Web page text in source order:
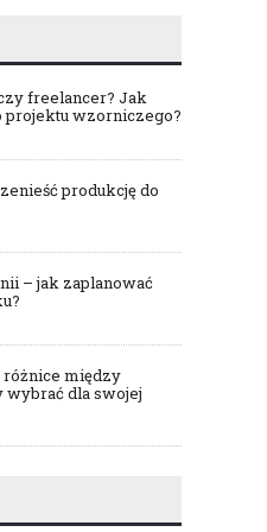
freelancer? Jak
projektu wzorniczego?
produkcję do
– jak zaplanować
różnice między
dla swojej